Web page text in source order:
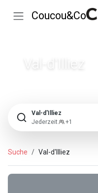
Coucou&Co
Val-d'Illiez
Val-d'Illiez
Jederzeit
+1
Suche Val-d'Illiez